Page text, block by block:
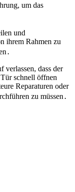
um das
und
ihrem Rahmen zu
verlassen, dass der
schnell öffnen
Reparaturen oder
zu müssen․